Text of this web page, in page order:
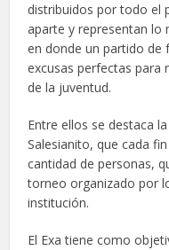
distribuidos por todo el
aparte y representan lo
en donde un partido de
excusas perfectas para
de la juventud.
Entre ellos se destaca
Salesianito, que cada
cantidad de personas,
torneo organizado por
institución.
El Exa tiene como